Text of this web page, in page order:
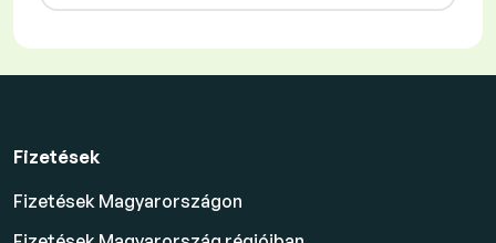
Fizetések
Fizetések Magyarországon